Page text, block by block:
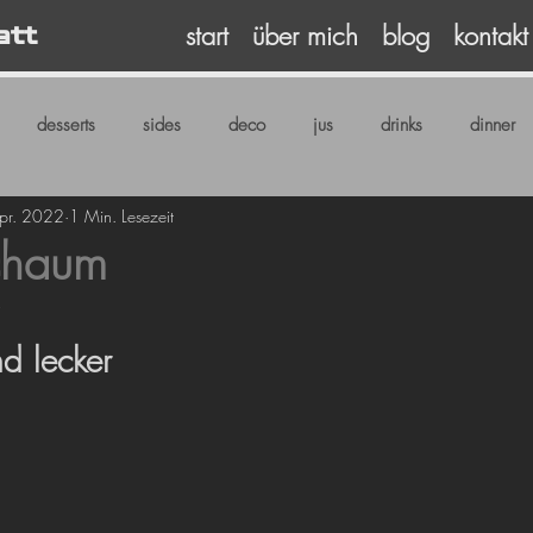
start über mich blog kontakt
desserts sides deco jus drinks dinner
2022 1 Min. Lesezeit
bewertet.
lecker